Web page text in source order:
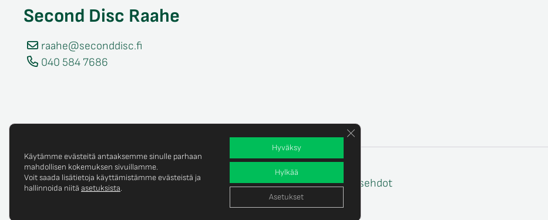
Second Disc Raahe
raahe@seconddisc.fi
040 584 7686
© Copyright 2025 Second Disc Oy Tietosuojaseloste Tilaus- ja toimitusehdot
Käytämme evästeitä antaaksemme sinulle parhaan
mahdollisen kokemuksen sivuillamme.
Voit saada lisätietoja käyttämistämme evästeistä ja
hallinnoida niitä asetuksista.
Hyväksy
Hylkää
Asetukset
Sulje evästebanneri